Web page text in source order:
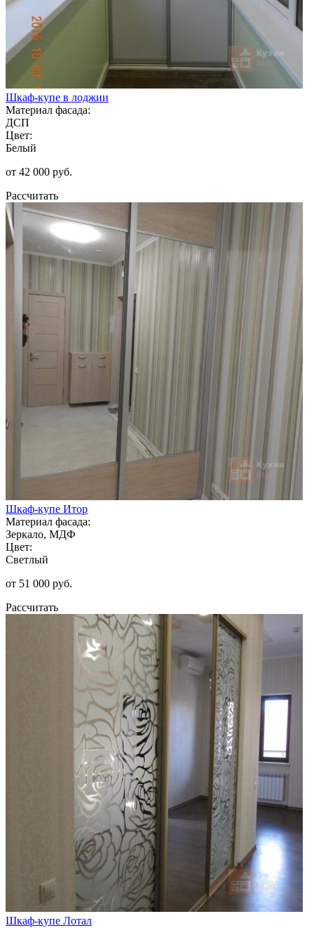
Шкаф-купе в лоджии
Материал фасада:
ДСП
Цвет:
Белый
от 42 000 руб.
Рассчитать
Шкаф-купе Итор
Материал фасада:
Зеркало, МДФ
Цвет:
Светлый
от 51 000 руб.
Рассчитать
Шкаф-купе Лотал